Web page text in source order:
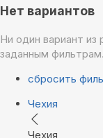
Нет вариантов
Ни один вариант из
заданным фильтрам.
сбросить
Чехия
Чехия